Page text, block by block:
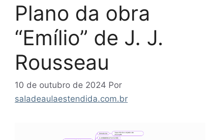
Plano da obra
“Emílio” de J. J.
Rousseau
10 de outubro de 2024 Por
saladeaulaestendida.com.br